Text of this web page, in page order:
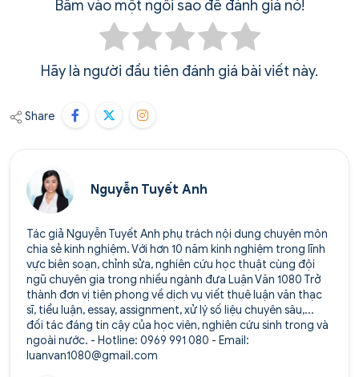
Bấm vào một ngôi sao để đánh giá nó!
Hãy là người đầu tiên đánh giá bài viết này.
Share
Nguyễn Tuyết Anh
Tác giả Nguyễn Tuyết Anh phụ trách nội dung chuyên môn
chia sẻ kinh nghiệm. Với hơn 10 năm kinh nghiệm trong lĩnh
vực biên soạn, chỉnh sửa, nghiên cứu học thuật cùng đội
ngũ chuyên gia trong nhiều ngành đưa Luận Văn 1080 Trở
thành đơn vị tiên phong về dịch vụ viết thuê luận văn thạc
sĩ, tiểu luận, essay, assignment, xử lý số liệu chuyên sâu,...
đối tác đáng tin cậy của học viên, nghiên cứu sinh trong và
ngoài nước. - Hotline: 0969 991 080 - Email:
luanvan1080@gmail.com